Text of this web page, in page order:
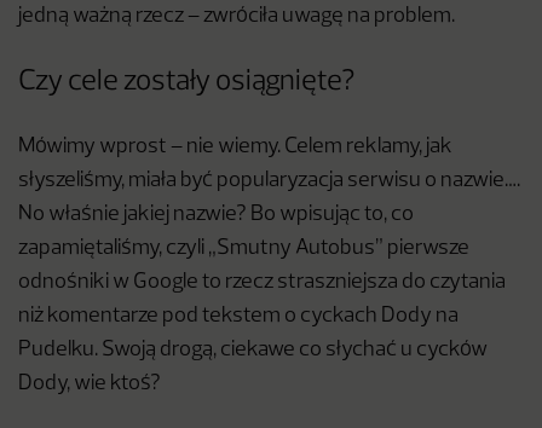
jedną ważną rzecz – zwróciła uwagę na problem.
Czy cele zostały osiągnięte?
Mówimy wprost – nie wiemy. Celem reklamy, jak
słyszeliśmy, miała być popularyzacja serwisu o nazwie….
No właśnie jakiej nazwie? Bo wpisując to, co
zapamiętaliśmy, czyli „Smutny Autobus” pierwsze
odnośniki w Google to rzecz straszniejsza do czytania
niż komentarze pod tekstem o cyckach Dody na
Pudelku. Swoją drogą, ciekawe co słychać u cycków
Dody, wie ktoś?